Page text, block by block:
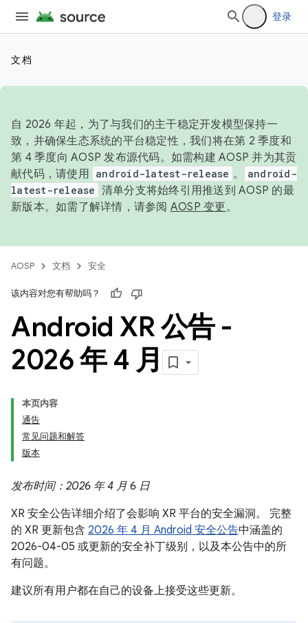
登录
文档
自 2026 年起，为了与我们的主干稳定开发模型保持一
致，并确保生态系统的平台稳定性，我们将在第 2 季度和
第 4 季度向 AOSP 发布源代码。如需构建 AOSP 并为其贡
献代码，请使用 android-latest-release 。
android-
latest-release 清单分支将始终引用推送到 AOSP 的最
新版本。如需了解详情，请参阅 AOSP 变更。
AOSP 文档 安全
该内容对您有帮助吗？
Android XR 公告 -
2026 年 4 月
本页内容
通告
常见问题和解答
版本
发布时间：2026 年 4 月 6 日
XR 安全公告详细介绍了会影响 XR 平台的安全漏洞。 完整
的 XR 更新包含 2026 年 4 月 Android 安全公告中涵盖的
2026-04-05 或更新的安全补丁级别，以及本公告中的所
有问题。
建议所有用户都在自己的设备上接受这些更新。